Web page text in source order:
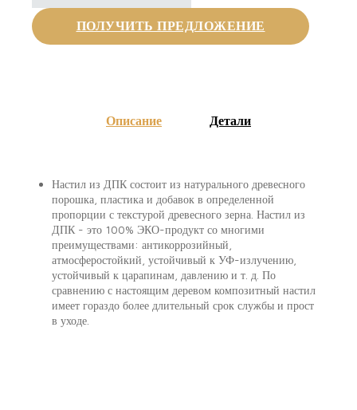
ПОЛУЧИТЬ ПРЕДЛОЖЕНИЕ
Описание Детали
Настил из ДПК состоит из натурального древесного
порошка, пластика и добавок в определенной
пропорции с текстурой древесного зерна. Настил из
ДПК - это 100% ЭКО-продукт со многими
преимуществами: антикоррозийный,
атмосферостойкий, устойчивый к УФ-излучению,
устойчивый к царапинам, давлению и т. д. По
сравнению с настоящим деревом композитный настил
имеет гораздо более длительный срок службы и прост
в уходе.